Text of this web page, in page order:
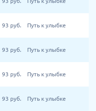
93 руб. Путь к улыбке
93 руб. Путь к улыбке
93 руб. Путь к улыбке
93 руб. Путь к улыбке